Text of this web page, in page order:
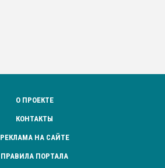
О ПРОЕКТЕ
КОНТАКТЫ
РЕКЛАМА НА САЙТЕ
ПРАВИЛА ПОРТАЛА